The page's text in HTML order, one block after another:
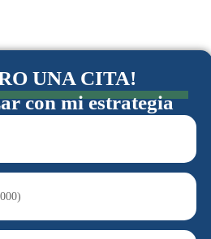
UNA CITA!
con mi estrategia